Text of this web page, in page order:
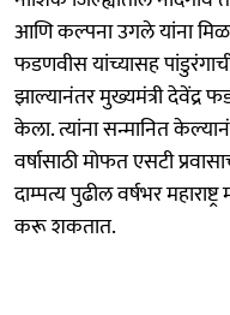
आणि कल्पना उगले यांना
फडणवीस यांच्यासह
झाल्यानंतर मुख्यमंत्री देवेंद्र
केला. त्यांना सन्मानित
वर्षासाठी मोफत एसटी
दाम्पत्य पुढील वर्षभर
करू शकतात.